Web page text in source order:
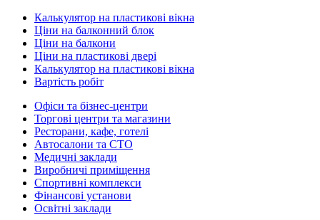
Калькулятор на пластикові вікна
Ціни на балконний блок
Ціни на балкони
Ціни на пластикові двері
Калькулятор на пластикові вікна
Вартість робіт
Офіси та бізнес-центри
Торгові центри та магазини
Ресторани, кафе, готелі
Автосалони та СТО
Медичні заклади
Виробничі приміщення
Спортивні комплекси
Фінансові установи
Освітні заклади